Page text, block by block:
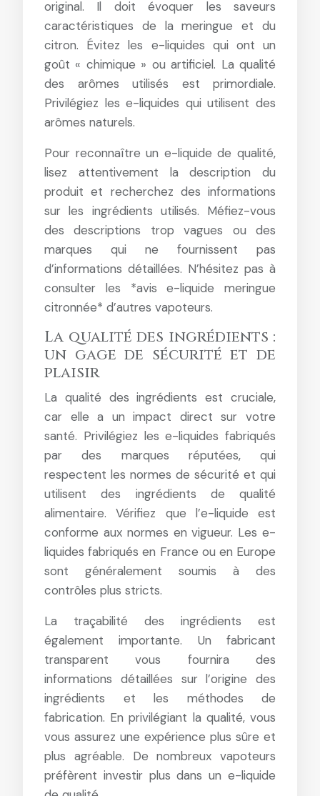
original. Il doit évoquer les saveurs
caractéristiques de la meringue et du
citron. Évitez les e-liquides qui ont un
goût « chimique » ou artificiel. La qualité
des arômes utilisés est primordiale.
Privilégiez les e-liquides qui utilisent des
arômes naturels.
Pour reconnaître un e-liquide de qualité,
lisez attentivement la description du
produit et recherchez des informations
sur les ingrédients utilisés. Méfiez-vous
des descriptions trop vagues ou des
marques qui ne fournissent pas
d’informations détaillées. N’hésitez pas à
consulter les *avis e-liquide meringue
citronnée* d’autres vapoteurs.
La qualité des ingrédients :
un gage de sécurité et de
plaisir
La qualité des ingrédients est cruciale,
car elle a un impact direct sur votre
santé. Privilégiez les e-liquides fabriqués
par des marques réputées, qui
respectent les normes de sécurité et qui
utilisent des ingrédients de qualité
alimentaire. Vérifiez que l’e-liquide est
conforme aux normes en vigueur. Les e-
liquides fabriqués en France ou en Europe
sont généralement soumis à des
contrôles plus stricts.
La traçabilité des ingrédients est
également importante. Un fabricant
transparent vous fournira des
informations détaillées sur l’origine des
ingrédients et les méthodes de
fabrication. En privilégiant la qualité, vous
vous assurez une expérience plus sûre et
plus agréable. De nombreux vapoteurs
préfèrent investir plus dans un e-liquide